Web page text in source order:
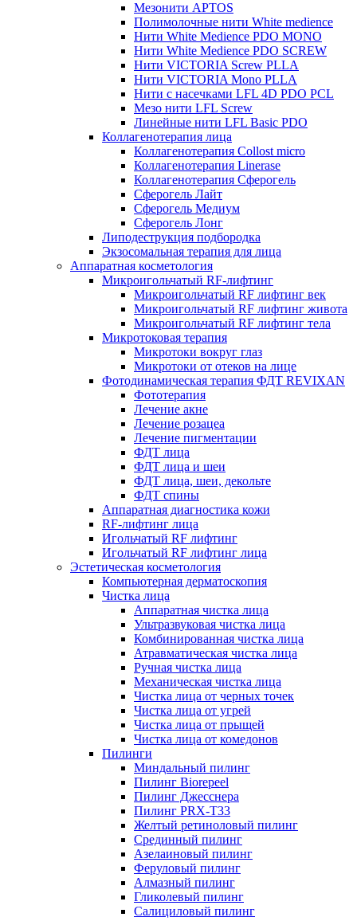
Мезонити APTOS
Полимолочные нити White medience
Нити White Medience PDO MONO
Нити White Medience PDO SCREW
Нити VICTORIA Screw PLLA
Нити VICTORIA Mono PLLA
Нити с насечками LFL 4D PDO PCL
Мезо нити LFL Screw
Линейные нити LFL Basic PDO
Коллагенотерапия лица
Коллагенотерапия Collost micro
Коллагенотерапия Linerase
Коллагенотерапия Сферогель
Сферогель Лайт
Сферогель Медиум
Сферогель Лонг
Липодеструкция подбородка
Экзосомальная терапия для лица
Аппаратная косметология
Микроигольчатый RF-лифтинг
Микроигольчатый RF лифтинг век
Микроигольчатый RF лифтинг живота
Микроигольчатый RF лифтинг тела
Микротоковая терапия
Микротоки вокруг глаз
Микротоки от отеков на лице
Фотодинамическая терапия ФДТ REVIXAN
Фототерапия
Лечение акне
Лечение розацеа
Лечение пигментации
ФДТ лица
ФДТ лица и шеи
ФДТ лица, шеи, декольте
ФДТ спины
Аппаратная диагностика кожи
RF-лифтинг лица
Игольчатый RF лифтинг
Игольчатый RF лифтинг лица
Эстетическая косметология
Компьютерная дерматоскопия
Чистка лица
Аппаратная чистка лица
Ультразвуковая чистка лица
Комбинированная чистка лица
Атравматическая чистка лица
Ручная чистка лица
Механическая чистка лица
Чистка лица от черных точек
Чистка лица от угрей
Чистка лица от прыщей
Чистка лица от комедонов
Пилинги
Миндальный пилинг
Пилинг Biorepeel
Пилинг Джесснера
Пилинг PRX-T33
Желтый ретиноловый пилинг
Срединный пилинг
Азелаиновый пилинг
Феруловый пилинг
Алмазный пилинг
Гликолевый пилинг
Салициловый пилинг